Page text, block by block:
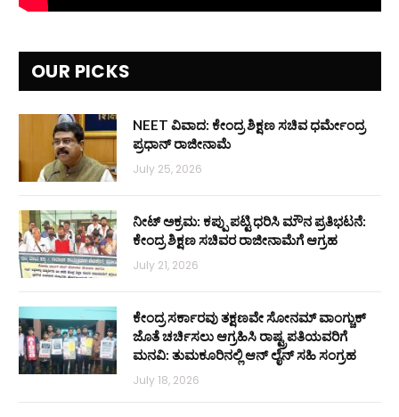
OUR PICKS
NEET ವಿವಾದ: ಕೇಂದ್ರ ಶಿಕ್ಷಣ ಸಚಿವ ಧರ್ಮೇಂದ್ರ
ಪ್ರಧಾನ್ ರಾಜೀನಾಮೆ
July 25, 2026
ನೀಟ್ ಅಕ್ರಮ: ಕಪ್ಪು ಪಟ್ಟಿ ಧರಿಸಿ ಮೌನ ಪ್ರತಿಭಟನೆ:
ಕೇಂದ್ರ ಶಿಕ್ಷಣ ಸಚಿವರ ರಾಜೀನಾಮೆಗೆ ಆಗ್ರಹ
July 21, 2026
ಕೇಂದ್ರ ಸರ್ಕಾರವು ತಕ್ಷಣವೇ ಸೋನಮ್ ವಾಂಗ್ಚುಕ್
ಜೊತೆ ಚರ್ಚಿಸಲು ಆಗ್ರಹಿಸಿ ರಾಷ್ಟ್ರಪತಿಯವರಿಗೆ
ಮನವಿ: ತುಮಕೂರಿನಲ್ಲಿ ಆನ್‌ ಲೈನ್ ಸಹಿ ಸಂಗ್ರಹ
July 18, 2026